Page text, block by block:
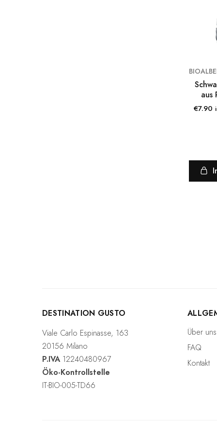
aus
€7.90
DESTINATION GUSTO
Viale Carlo Espinasse, 163
20156 Milano
P.IVA12240480967
Öko-Kontrollstelle
IT-BIO-005-TD66
Über uns
FAQ
Kontakt